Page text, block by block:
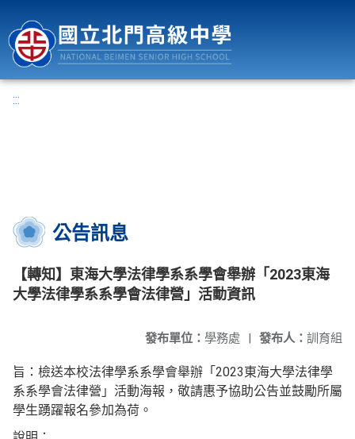
:::
公告訊息
【轉知】東海大學法律學系系學會舉辦「2023東海
大學法律學系系學會法律營」活動資訊
發布人： 訓育組
發布單位： 學務處 |
旨：檢送本校法律學系系學會舉辦「2023東海大學法律學
系系學會法律營」活動海報，敬請惠予協助公告並鼓勵所屬
學生踴躍報名參加為荷。